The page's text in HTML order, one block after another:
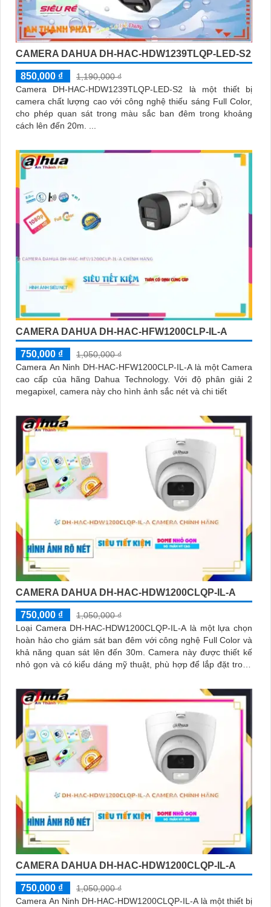
CAMERA DAHUA DH-HAC-HDW1239TLQP-LED-S2
850,000 ₫
1,190,000 ₫
Camera DH-HAC-HDW1239TLQP-LED-S2 là một thiết bị
camera chất lượng cao với công nghệ thiếu sáng Full Color,
cho phép quan sát trong màu sắc ban đêm trong khoảng
cách lên đến 20m. ...
CAMERA DAHUA DH-HAC-HFW1200CLP-IL-A
750,000 ₫
1,050,000 ₫
Camera An Ninh DH-HAC-HFW1200CLP-IL-A là một Camera
cao cấp của hãng Dahua Technology. Với độ phân giải 2
megapixel, camera này cho hình ảnh sắc nét và chi tiết
CAMERA DAHUA DH-HAC-HDW1200CLQP-IL-A
750,000 ₫
1,050,000 ₫
Loại Camera DH-HAC-HDW1200CLQP-IL-A là một lựa chọn
hoàn hảo cho giám sát ban đêm với công nghệ Full Color và
khả năng quan sát lên đến 30m. Camera này được thiết kế
nhỏ gọn và có kiểu dáng mỹ thuật, phù hợp để lắp đặt trong
CAMERA DAHUA DH-HAC-HDW1200CLQP-IL-A
750,000 ₫
1,050,000 ₫
Camera An Ninh DH-HAC-HDW1200CLQP-IL-A là một thiết bị